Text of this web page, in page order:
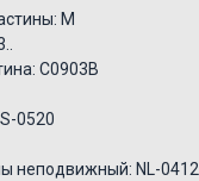
M
C0903B
0520
неподвижный: NL-0412